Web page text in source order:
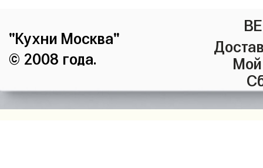
"Кухни Москва"
© 2008 года.